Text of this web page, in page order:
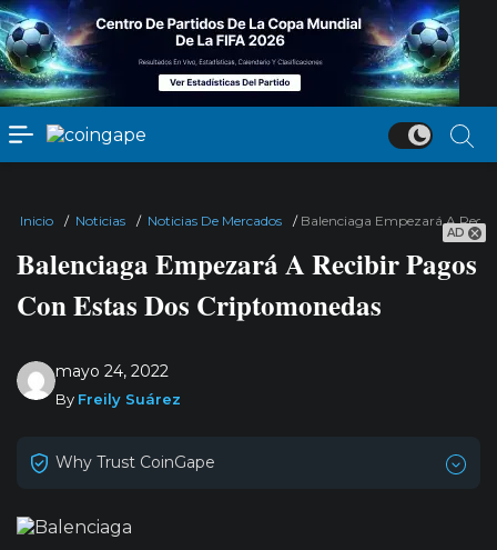
AD
Inicio / Noticias / Noticias De Mercados / Balenciaga Empezará A
Balenciaga Empezará A Recibir Pagos
Con Estas Dos Criptomonedas
mayo 24, 2022
By Freily Suárez
Why Trust CoinGape